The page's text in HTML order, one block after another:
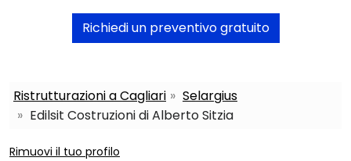
Richiedi un preventivo gratuito
Ristrutturazioni a Cagliari
Selargius
Edilsit Costruzioni di Alberto Sitzia
Rimuovi il tuo profilo